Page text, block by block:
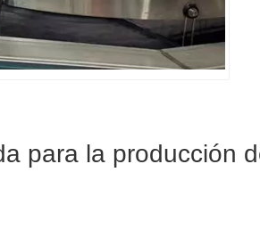
para la producción